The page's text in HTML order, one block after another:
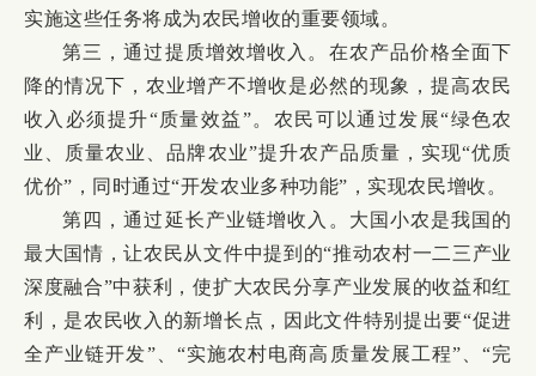
实施这些任务将成为农民增收的重要领域。
第三，通过提质增效增收入。在农产品价格全面下
降的情况下，农业增产不增收是必然的现象，提高农民
收入必须提升“质量效益”。农民可以通过发展“绿色农
业、质量农业、品牌农业”提升农产品质量，实现“优质
优价”，同时通过“开发农业多种功能”，实现农民增收。
第四，通过延长产业链增收入。大国小农是我国的
最大国情，让农民从文件中提到的“推动农村一二三产业
深度融合”中获利，使扩大农民分享产业发展的收益和红
利，是农民收入的新增长点，因此文件特别提出要“促进
全产业链开发”、“实施农村电商高质量发展工程”、“完